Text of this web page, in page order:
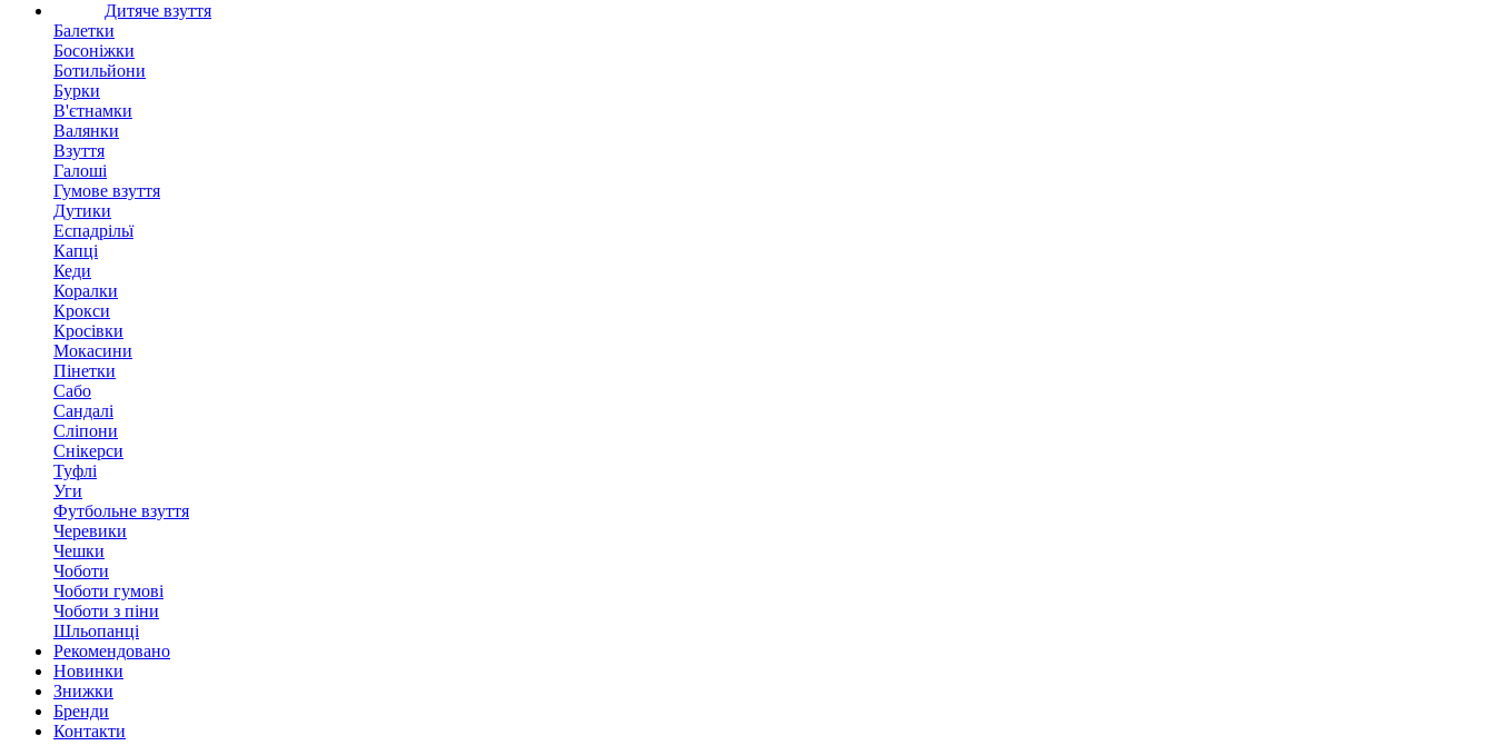
Дитяче взуття
Балетки
Босоніжки
Ботильйони
Бурки
В'єтнамки
Валянки
Взуття
Галоші
Гумове взуття
Дутики
Еспадрільї
Капці
Кеди
Коралки
Крокси
Кросівки
Мокасини
Пінетки
Сабо
Сандалі
Сліпони
Снікерси
Туфлі
Уги
Футбольне взуття
Черевики
Чешки
Чоботи
Чоботи гумові
Чоботи з піни
Шльопанці
Рекомендовано
Новинки
Знижки
Бренди
Контакти